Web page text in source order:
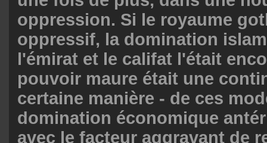
oppression. Si le royaume
oppressif, la domination
l'émirat et le califat l'était
pouvoir maure était une
certaine manière - de ces
domination économique
avec le facteur aggravant de